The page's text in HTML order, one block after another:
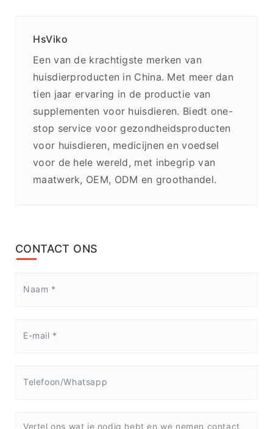
HsViko
Een van de krachtigste merken van
huisdierproducten in China. Met meer dan
tien jaar ervaring in de productie van
supplementen voor huisdieren. Biedt one-
stop service voor gezondheidsproducten
voor huisdieren, medicijnen en voedsel
voor de hele wereld, met inbegrip van
maatwerk, OEM, ODM en groothandel.
CONTACT ONS